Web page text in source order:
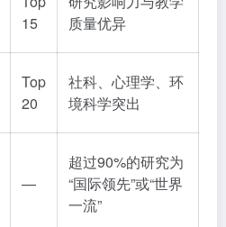
15
质量优异
Top
20
社科、心理学、环
境科学突出
—
超过90%的研究为
“国际领先”或“世界
一流”